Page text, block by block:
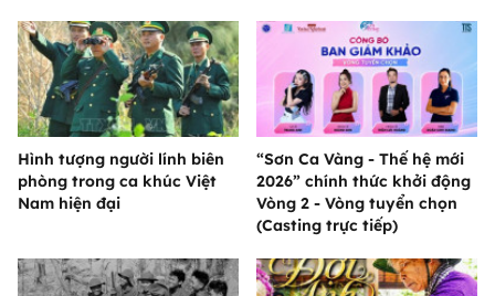
Hình tượng người lính biên
phòng trong ca khúc Việt
Nam hiện đại
“Sơn Ca Vàng - Thế hệ mới
2026” chính thức khởi động
Vòng 2 - Vòng tuyển chọn
(Casting trực tiếp)